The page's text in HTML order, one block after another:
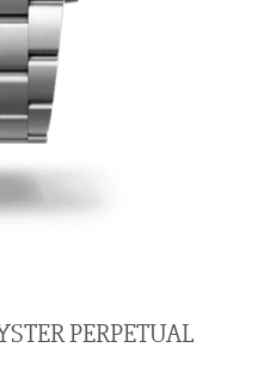
PERPETUAL